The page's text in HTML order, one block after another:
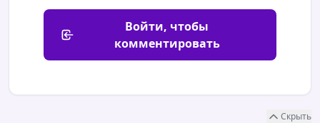
Войти, чтобы
комментировать
Скрыть